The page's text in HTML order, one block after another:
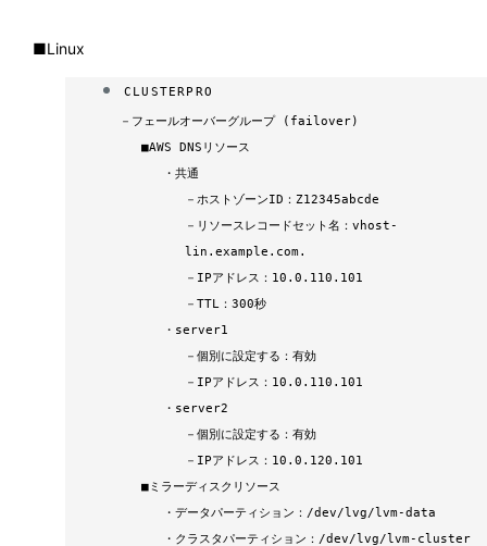
■Linux
CLUSTERPRO
－ フェールオーバーグループ (failover)
■AWS DNSリソース
・ 共通
－ ホストゾーンID：Z12345abcde
－ リソースレコードセット名：vhost-
lin.example.com.
－ IPアドレス：10.0.110.101
－ TTL：300秒
・ server1
－ 個別に設定する：有効
－ IPアドレス：10.0.110.101
・ server2
－ 個別に設定する：有効
－ IPアドレス：10.0.120.101
■ ミラーディスクリソース
・ データパーティション：/dev/lvg/lvm-data
・ クラスタパーティション：/dev/lvg/lvm-cluster